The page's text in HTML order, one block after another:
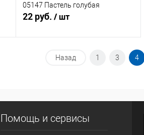
05147 Пастель голубая
22 руб. / шт
В корзину
Назад 1 3 4
Помощь и сервисы